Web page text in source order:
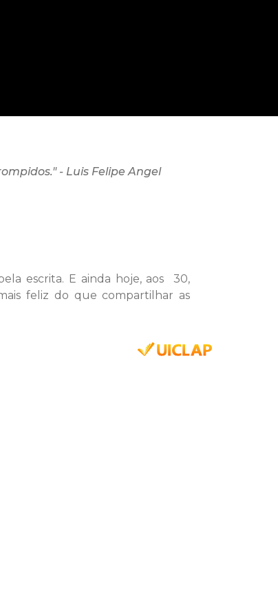
- Luis Felipe Angel
escrita. E ainda hoje, aos 30,
feliz do que compartilhar as